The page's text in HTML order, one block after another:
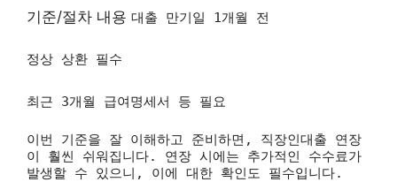
기준/절차 내용 대출 만기일 1개월 전
정상 상환 필수
최근 3개월 급여명세서 등 필요
이번 기준을 잘 이해하고 준비하면, 직장인대출 연장
이 훨씬 쉬워집니다. 연장 시에는 추가적인 수수료가
발생할 수 있으니, 이에 대한 확인도 필수입니다.